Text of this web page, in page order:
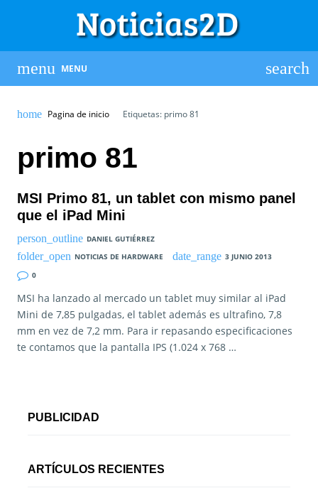
MENU
Pagina de inicio Etiquetas: primo 81
primo 81
MSI Primo 81, un tablet con mismo panel
que el iPad Mini
DANIEL GUTIÉRREZ
NOTICIAS DE HARDWARE
3 JUNIO 2013
0
MSI ha lanzado al mercado un tablet muy similar al iPad
Mini de 7,85 pulgadas, el tablet además es ultrafino, 7,8
mm en vez de 7,2 mm. Para ir repasando especificaciones
te contamos que la pantalla IPS (1.024 x 768 …
PUBLICIDAD
ARTÍCULOS RECIENTES